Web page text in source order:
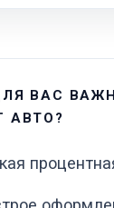
ВАС
АВТО?